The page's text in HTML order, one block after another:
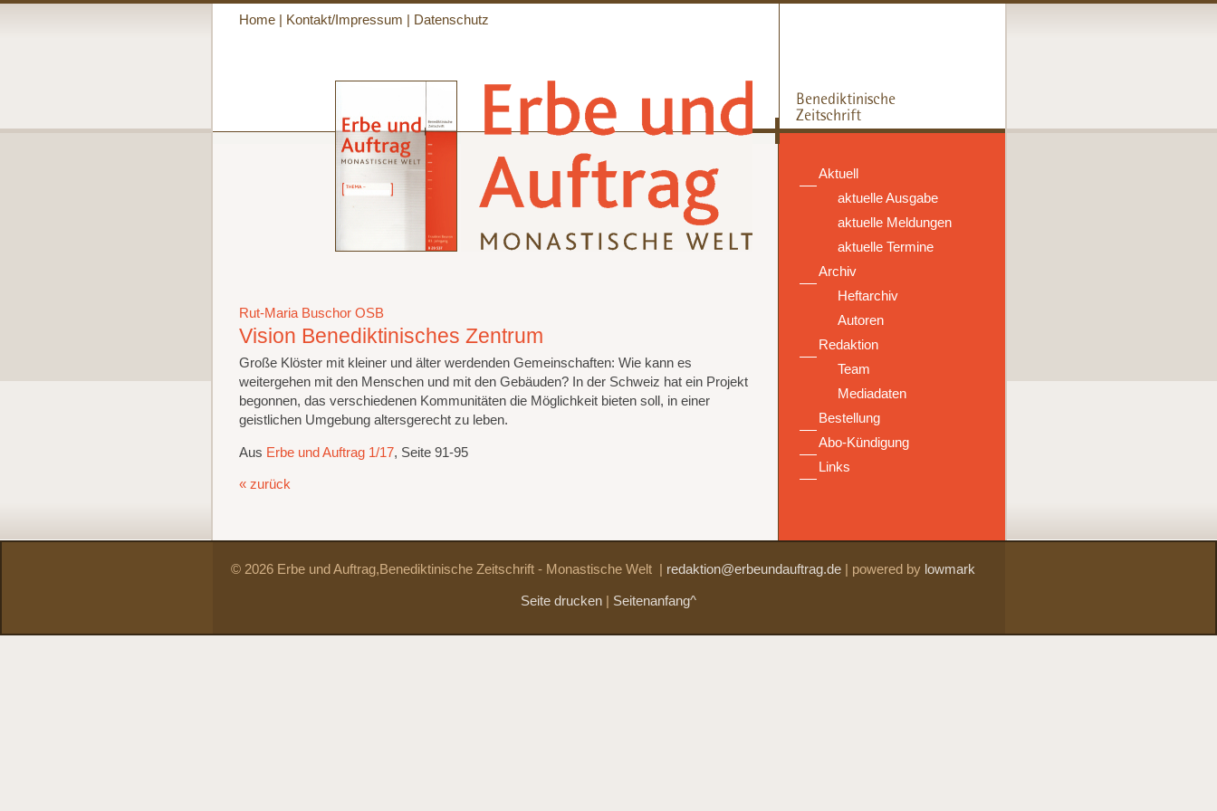
Home| Kontakt/Impressum Datenschutz
Aktuell
aktuelle Ausgabe
aktuelle Meldungen
aktuelle Termine
Archiv
Heftarchiv
Autoren
Redaktion
Team
Mediadaten
Bestellung
Abo-Kündigung
Links
Rut-Maria Buschor OSB
Vision Benediktinisches Zentrum
Große Klöster mit kleiner und älter werdenden Gemeinschaften: Wie kann es
weitergehen mit den Menschen und mit den Gebäuden? In der Schweiz hat ein Projekt
begonnen, das verschiedenen Kommunitäten die Möglichkeit bieten soll, in einer
geistlichen Umgebung altersgerecht zu leben.
Aus Erbe und Auftrag 1/17, Seite 91-95
« zurück
© 2026 Erbe und Auftrag,Benediktinische Zeitschrift - Monastische Welt redaktion@erbeundauftrag.de| powered by lowmark
Seite drucken Seitenanfang^